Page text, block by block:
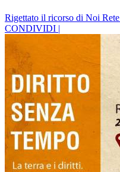
Rigettato il ricorso di Noi
CONDIVIDI |